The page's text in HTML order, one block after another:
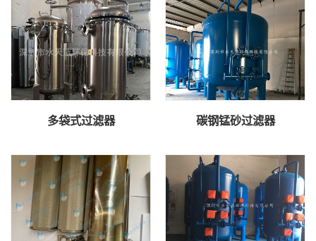
多袋式过滤器 碳钢锰砂过滤器